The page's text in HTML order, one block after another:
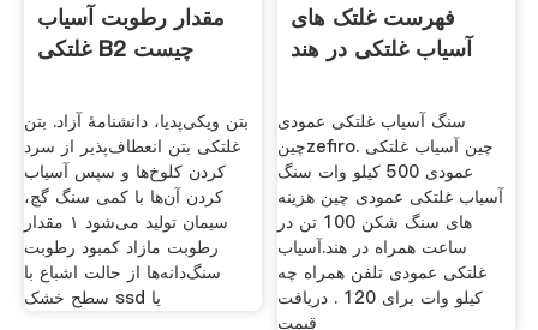
مقدار رطوبت آسیاب
غلتکی B2 چیست
بتن ویکی‌پدیا، دانشنامهٔ آزاد. بتن
غلتکی بتن انعطاف‌پذیر از سرد
کردن کلوخ‌ها و سپس آسیاب
کردن آن‌ها با کمی سنگ گچ،
سیمان تولید می‌شود ۱ مقدار
رطوبت مازاد کمبود رطوبت
سنگ‌دانه‌ها از حالت اشباع با
سطح خشک ssd یا
فهرست غلتک های
آسیاب غلتکی در هند
سنگ آسیاب غلتکی عمودی
چینzefiro. چین آسیاب غلتکی
عمودی 500 کیلو وات سنگ
آسیاب غلتکی عمودی چین هزینه
های سنگ شکن 100 تن در
ساعت همراه در هند.آسیاب
غلتکی عمودی تلفن همراه چه
کیلو وات برای 120 . دریافت
قیمت